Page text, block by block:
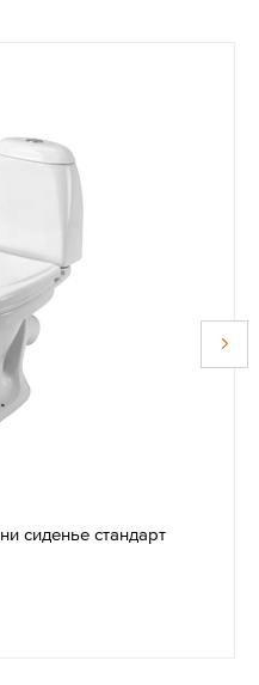
сиденье стандарт